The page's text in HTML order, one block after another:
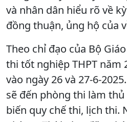
và nhân dân hiểu rõ về
đồng thuận, ủng hộ của
Theo chỉ đạo của Bộ
thi tốt nghiệp THPT năm
vào ngày 26 và 27-6-
sẽ đến phòng thi làm
biến quy chế thi, lịch thi.